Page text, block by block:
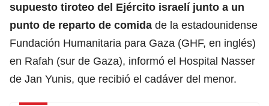
supuesto tiroteo del Ejército israelíjunto a un
punto de reparto de comida de la estadounidense
Fundación Humanitaria para Gaza (GHF, en inglés)
en Rafah (sur de Gaza), informó el Hospital Nasser
de Jan Yunis, que recibió el cadáver del menor.